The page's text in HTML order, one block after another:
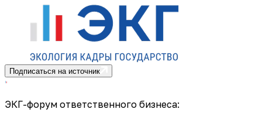
Подписаться на источник
ЭКГ-форум ответственного бизнеса: